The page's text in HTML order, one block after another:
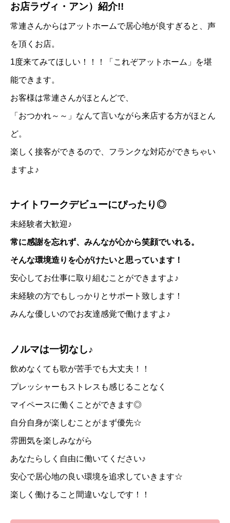
お店ラヴィ・アン）紹介!!
常連さんからはアットホームで居心地が良すぎると、声
を頂くお店。
1度来てみてほしい！！！「これぞアットホーム」を堪
能できます。
お客様は常連さんがほとんどで、
「おつかれ～～」なんて言いながら来店する方がほとん
ど。
楽しく接客ができるので、フランクな対応ができちゃい
ますよ♪
ナイトワークデビューにぴったり◎
未経験者大歓迎♪
常に感謝を忘れず、みんなが心から笑顔でいれる。
そんな環境造りを心がけたいと思っています！
安心してお仕事に取り組むことができますよ♪
未経験の方でもしっかりとサポート致します！
みんな優しいのでお友達感覚で働けますよ♪
ノルマは一切なし♪
飲めなくても歌が苦手でも大丈夫！！
プレッシャーもストレスも感じることなく
マイペースに働くことができます◎
自分自身が楽しむことがまず優先☆
雰囲気を楽しみながら
あなたらしく自由に働いてください♪
安心で居心地の良い環境を追求していきます☆
楽しく働けること間違いなしです！！